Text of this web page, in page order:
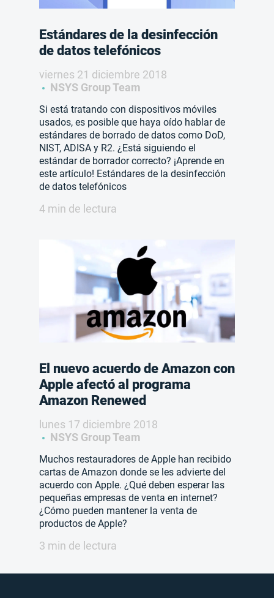
Estándares de la desinfección
de datos telefónicos
viernes 21 diciembre 2018
NSYS Group Team
Si está tratando con dispositivos móviles
usados, es posible que haya oído hablar de
estándares de borrado de datos como DoD,
NIST, ADISA y R2. ¿Está siguiendo el
estándar de borrador correcto? ¡Aprende en
este artículo! Estándares de la desinfección
de datos telefónicos
4 min de lectura
El nuevo acuerdo de Amazon con
Apple afectó al programa
Amazon Renewed
lunes 17 diciembre 2018
NSYS Group Team
Muchos restauradores de Apple han recibido
cartas de Amazon donde se les advierte del
acuerdo con Apple. ¿Qué deben esperar las
pequeñas empresas de venta en internet?
¿Cómo pueden mantener la venta de
productos de Apple?
3 min de lectura